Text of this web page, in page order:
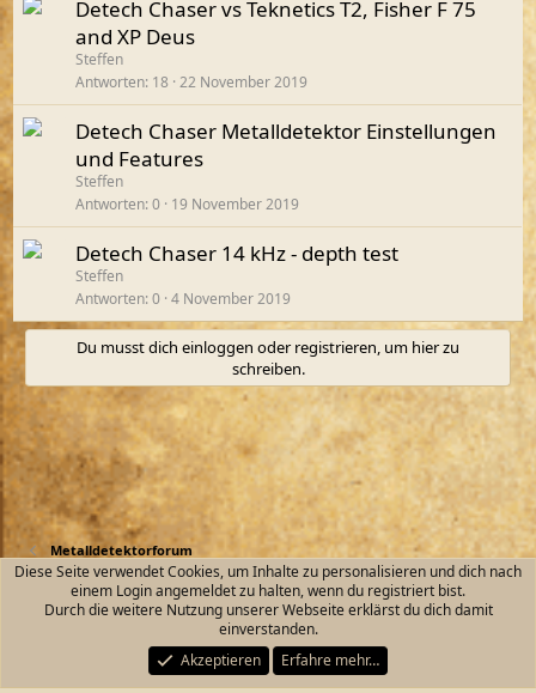
Detech Chaser vs Teknetics T2, Fisher F 75
and XP Deus
Steffen
Antworten 18 22 November 2019
Detech Chaser Metalldetektor Einstellungen
und Features
Steffen
Antworten 0 19 November 2019
Detech Chaser 14 kHz - depth test
Steffen
Antworten 0 4 November 2019
Du musst dich einloggen oder registrieren, um hier zu
schreiben.
Metalldetektorforum
Kontakt Nutzungsbedingungen
Datenschutz
Start
R
S
Community platform by XenForo® © 2010-2026 XenForo Ltd.
Diese Seite verwendet Cookies, um Inhalte zu personalisieren und dich nach
einem Login angemeldet zu halten, wenn du registriert bist.
Durch die weitere Nutzung unserer Webseite erklärst du dich damit
einverstanden.
Akzeptieren
Erfahre mehr…